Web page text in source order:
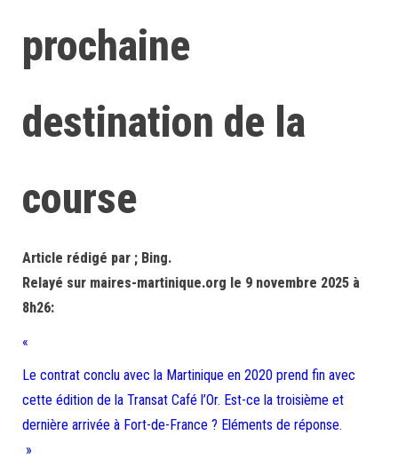
prochaine
destination de la
course
Article rédigé par ; Bing.
Relayé sur maires-martinique.org le 9 novembre 2025 à
8h26:
«
Le contrat conclu avec la Martinique en 2020 prend fin avec
cette édition de la Transat Café l’Or. Est-ce la troisième et
dernière arrivée à Fort-de-France ? Eléments de réponse.
»